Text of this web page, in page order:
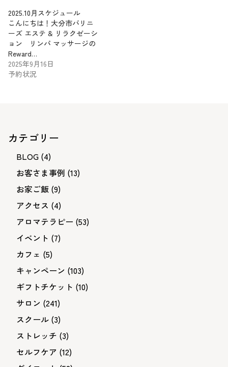
2025.10月スケジュール
こんにちは！大分市バリニ
ーズ エステ & リラクゼーシ
ョン リンパ マッサージの
Reward…
2025年9月16日
予約状況
カテゴリー
BLOG (4)
お客さま事例 (13)
お家ご飯 (9)
アクセス (4)
アロマテラピー (53)
イベント (7)
カフェ (5)
キャンペーン (103)
ギフトチケット (10)
サロン (241)
スクール (3)
ストレッチ (3)
セルフケア (12)